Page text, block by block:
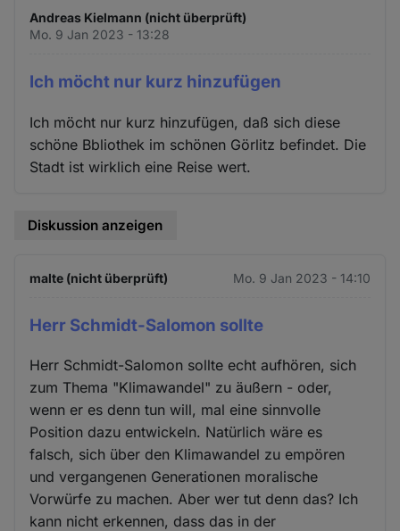
Andreas Kielmann (nicht überprüft)
Mo. 9 Jan 2023 - 13:28
Ich möcht nur kurz hinzufügen
Ich möcht nur kurz hinzufügen, daß sich diese
schöne Bbliothek im schönen Görlitz befindet. Die
Stadt ist wirklich eine Reise wert.
Diskussion anzeigen
malte (nicht überprüft) Mo. 9 Jan 2023 - 14:10
Herr Schmidt-Salomon sollte
Herr Schmidt-Salomon sollte echt aufhören, sich
zum Thema "Klimawandel" zu äußern - oder,
wenn er es denn tun will, mal eine sinnvolle
Position dazu entwickeln. Natürlich wäre es
falsch, sich über den Klimawandel zu empören
und vergangenen Generationen moralische
Vorwürfe zu machen. Aber wer tut denn das? Ich
kann nicht erkennen, dass das in der